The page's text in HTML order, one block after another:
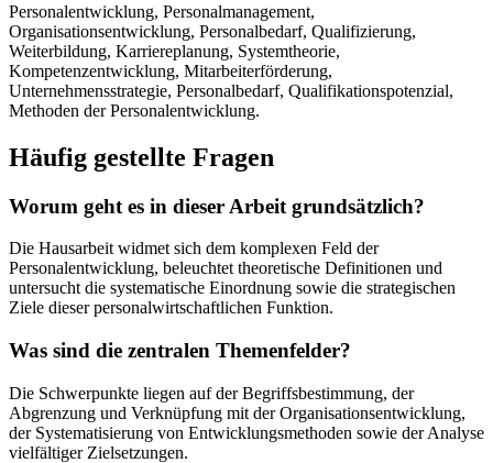
Personalentwicklung, Personalmanagement,
Organisationsentwicklung, Personalbedarf, Qualifizierung,
Weiterbildung, Karriereplanung, Systemtheorie,
Kompetenzentwicklung, Mitarbeiterförderung,
Unternehmensstrategie, Personalbedarf, Qualifikationspotenzial,
Methoden der Personalentwicklung.
Häufig gestellte Fragen
Worum geht es in dieser Arbeit grundsätzlich?
Die Hausarbeit widmet sich dem komplexen Feld der
Personalentwicklung, beleuchtet theoretische Definitionen und
untersucht die systematische Einordnung sowie die strategischen
Ziele dieser personalwirtschaftlichen Funktion.
Was sind die zentralen Themenfelder?
Die Schwerpunkte liegen auf der Begriffsbestimmung, der
Abgrenzung und Verknüpfung mit der Organisationsentwicklung,
der Systematisierung von Entwicklungsmethoden sowie der Analyse
vielfältiger Zielsetzungen.